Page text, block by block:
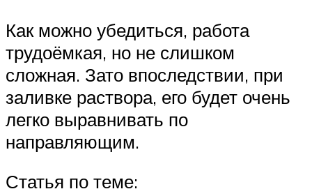
Как можно убедиться, работа
трудоёмкая, но не слишком
сложная. Зато впоследствии, при
заливке раствора, его будет очень
легко выравнивать по
направляющим.
Статья по теме: